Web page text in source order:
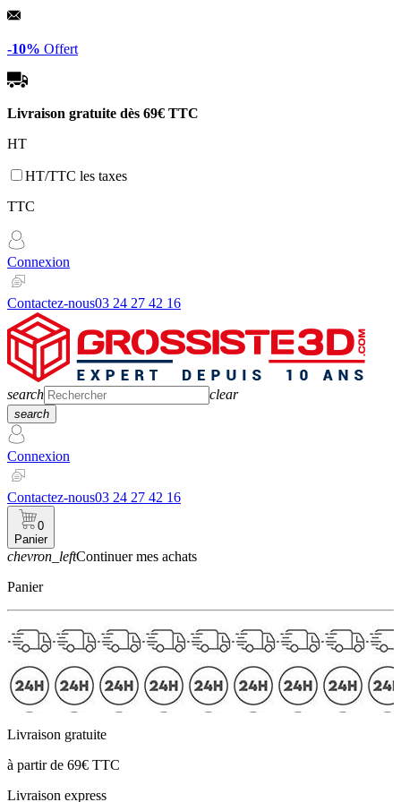
Panneau de gestion des cookies
-10% Offert
Livraison gratuite dès 69€ TTC
HT
HT/TTC les taxes
TTC
Connexion
Contactez-nous03 24 27 42 16
search clear
search
Connexion
Contactez-nous03 24 27 42 16
0
Panier
chevron_leftContinuer mes achats
Panier
Livraison gratuite
à partir de 69€ TTC
Livraison express